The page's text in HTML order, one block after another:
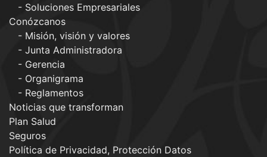
Soluciones Empresariales
Conózcanos
Misión, visión y valores
Junta Administradora
Gerencia
Organigrama
Reglamentos
Noticias que transforman
Plan Salud
Seguros
Política de Privacidad, Protección Datos